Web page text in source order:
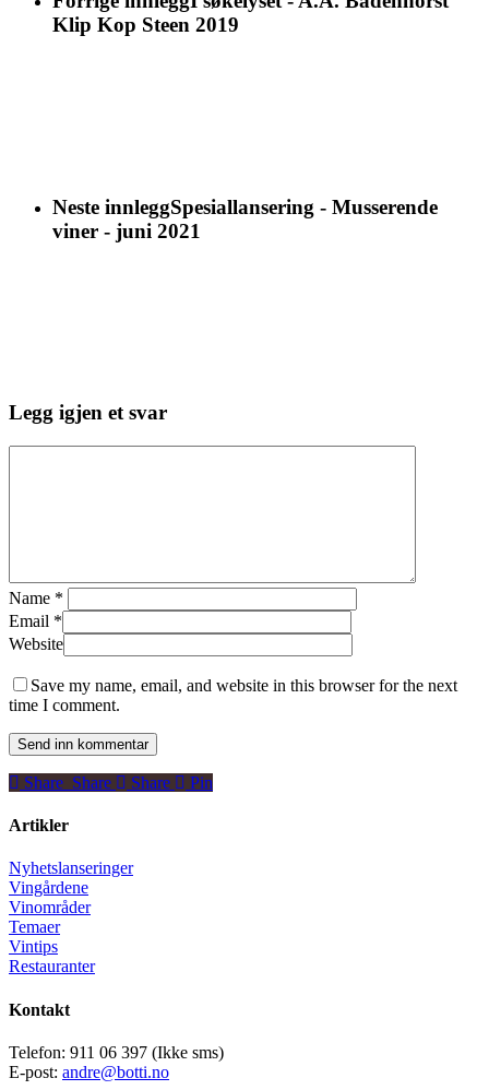
Klip Kop Steen 2019
Neste innleggSpesiallansering - Musserende
viner - juni 2021
Legg igjen et svar
Name *
Email *
Website
Save my name, email, and website in this browser for the next
time I comment.
Share
Share Share Share Pin
Artikler
Nyhetslanseringer
Vingårdene
Vinområder
Temaer
Vintips
Restauranter
Kontakt
Telefon: 911 06 397 (Ikke sms)
E-post: andre@botti.no